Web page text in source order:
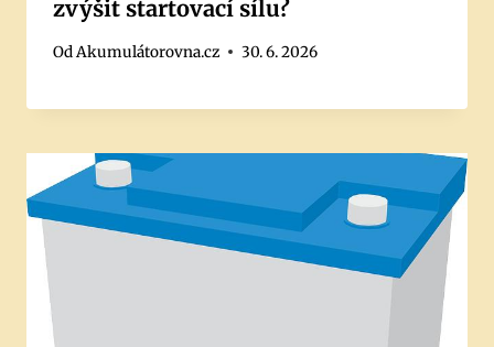
zvýšit startovací sílu?
OdAkumulátorovna.cz 30. 6. 2026